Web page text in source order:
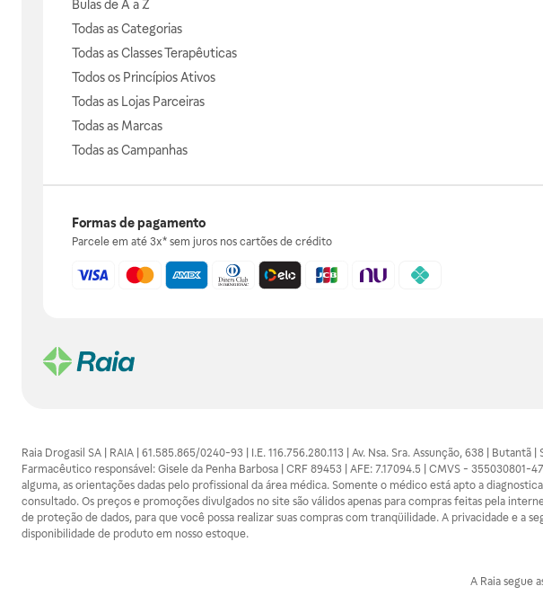
Bulas de A a Z
Todas as Categorias
Todas as Classes Terapêuticas
Todos os Princípios Ativos
Todas as Lojas Parceiras
Todas as Marcas
Todas as Campanhas
Formas de pagamento
Parcele em até 3x* sem juros nos cartões de crédito
Raia Drogasil SA | RAIA | 61.585.865/0240-93 | I.E. 116.756.280.113 | Av. Nsa. Sra. Assunção, 638 |
Farmacêutico responsável: Gisele da Penha Barbosa | CRF 89453 | AFE: 7.17094.5 | CMVS -
alguma, as orientações dadas pelo profissional da área médica. Somente o médico está apto a
consultado. Os preços e promoções divulgados no site são válidos apenas para compras feitas pela
de proteção de dados, para que você possa realizar suas compras com tranqüilidade. A privacidade e a
disponibilidade de produto em nosso estoque.
A Raiasegue